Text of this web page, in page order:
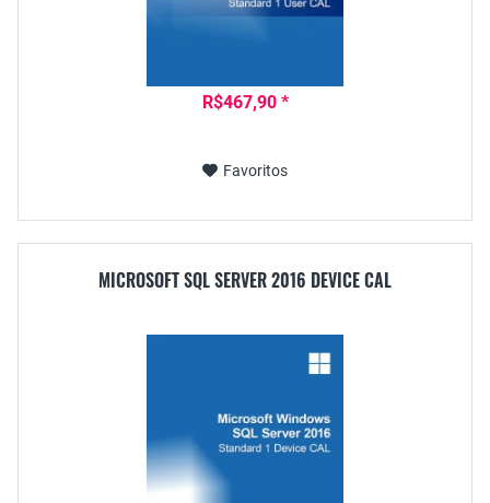
R$467,90 *
Favoritos
MICROSOFT SQL SERVER 2016 DEVICE CAL